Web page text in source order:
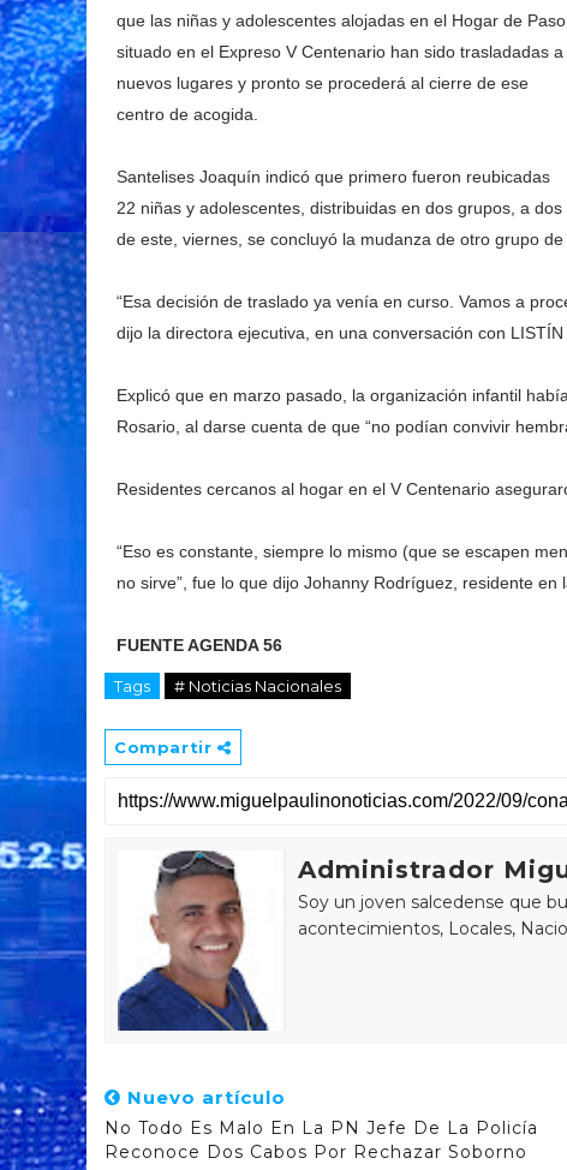
que las niñas y adolescentes alojadas en el Hogar de Paso
situado en el Expreso V Centenario han sido trasladadas a
nuevos lugares y pronto se procederá al cierre de ese
centro de acogida.
Santelises Joaquín indicó que primero fueron reubicadas
22 niñas y adolescentes, distribuidas en dos grupos, a
de este, viernes, se concluyó la mudanza de otro grupo de
“Esa decisión de traslado ya venía en curso. Vamos a
dijo la directora ejecutiva, en una conversación con LISTÍN
Explicó que en marzo pasado, la organización infantil
Rosario, al darse cuenta de que “no podían convivir
Residentes cercanos al hogar en el V Centenario
“Eso es constante, siempre lo mismo (que se escapen
no sirve”, fue lo que dijo Johanny Rodríguez, residente en
FUENTE AGENDA 56
Tags # Noticias Nacionales
Compartir
Administrador
Soy un joven salcedense que
acontecimientos, Locales,
Nuevo artículo
No Todo Es Malo En La PN Jefe De La Policía
Reconoce Dos Cabos Por Rechazar Soborno